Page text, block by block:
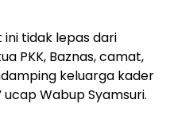
tidak lepas dari
PKK, Baznas, camat,
keluarga kader
Wabup Syamsuri.